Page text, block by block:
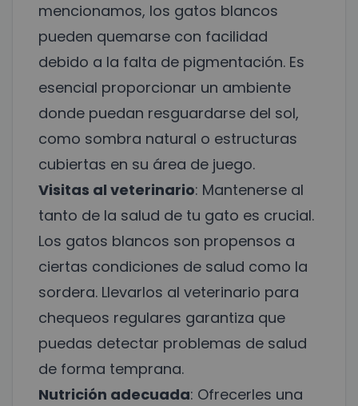
mencionamos, los gatos blancos
pueden quemarse con facilidad
debido a la falta de pigmentación. Es
esencial proporcionar un ambiente
donde puedan resguardarse del sol,
como sombra natural o estructuras
cubiertas en su área de juego.
Visitas al veterinario: Mantenerse al
tanto de la salud de tu gato es crucial.
Los gatos blancos son propensos a
ciertas condiciones de salud como la
sordera. Llevarlos al veterinario para
chequeos regulares garantiza que
puedas detectar problemas de salud
de forma temprana.
Nutrición adecuada: Ofrecerles una